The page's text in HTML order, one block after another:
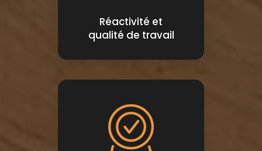
Réactivité et
qualité de travail